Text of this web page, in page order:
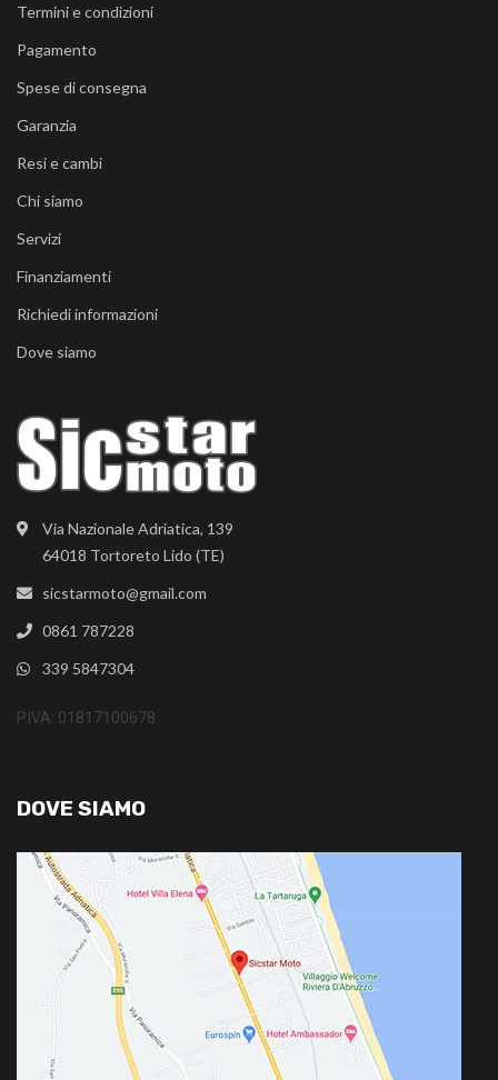
Via Nazionale Adriatica, 139
64018 Tortoreto Lido (TE)
sicstarmoto@gmail.com
0861 787228
339 5847304
P.IVA: 01817100678
Termini e condizioni
Pagamento
Spese di consegna
Garanzia
Resi e cambi
Chi siamo
Servizi
Finanziamenti
Richiedi informazioni
Dove siamo
DOVE SIAMO